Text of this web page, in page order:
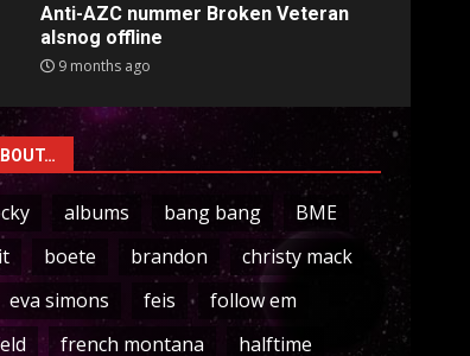
Anti-AZC nummer Broken Veteran
alsnog offline
9 months ago
albums bang bang
BME
boete brandon
christy mack
eva simons feis
follow em
french montana
halftime